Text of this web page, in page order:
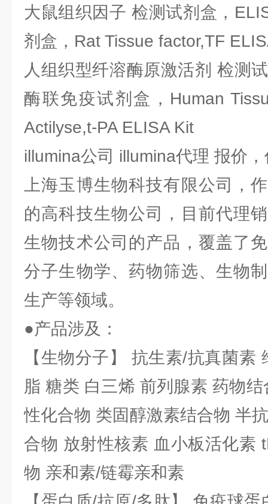
大鼠组织因子 检测试剂盒，
剂盒，Rat Tissue factor,TF
人组织型纤溶酶原激活剂 检测
酶联免疫试剂盒，Human
Actilyse,t-PA ELISA Kit
illumina公司 illumina代理 报价
上海玉博生物科技有限公司，
的高科技生物公司，目前代理
生物技术公司的产品，覆盖了
分子生物学、药物筛选、生物
生产等领域。
●产品涉及：
【生物分子】 抗生素/抗真菌素
脂 糖类 白三烯 前列腺素 药物
性化合物 类固醇激素结合物 半
合物 放射性核素 血小板活化素
物 亲和素/链霉亲和素